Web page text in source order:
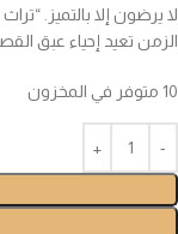
لا يرضون إلا بالتميز.
الزمن تعيد إحياء عبق
10 متوفر في المخزون